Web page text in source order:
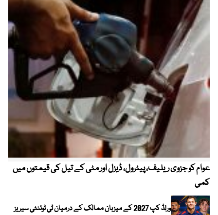
عوام کو جزوی ریلیف، پیٹرول، ڈیزل اور مٹی کے تیل کی قیمتوں میں
کمی
ورلڈ کپ 2027 کے میزبان ممالک کے درمیان ٹی ٹوئنٹی سیریز